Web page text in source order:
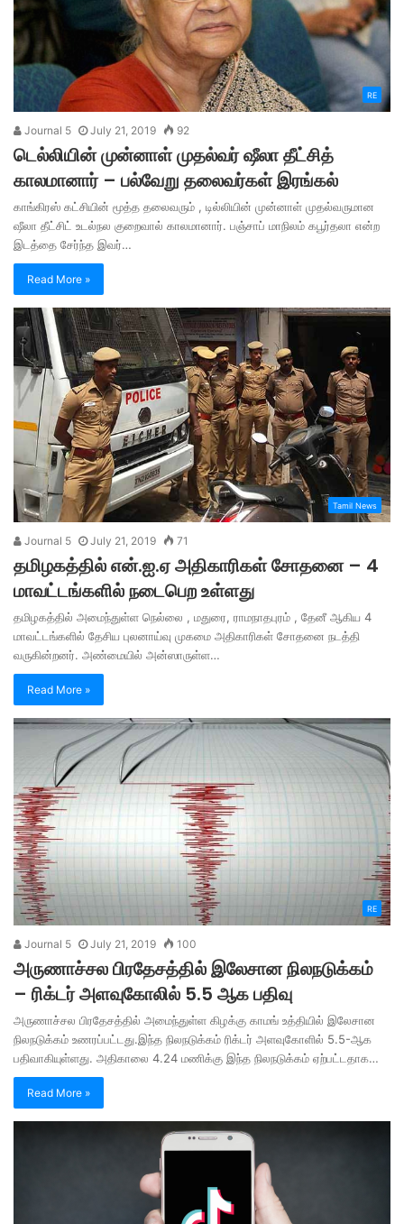
RE
Journal 5 July 21, 2019 92
டெல்லியின் முன்னாள் முதல்வர் ஷீலா தீட்சித்
காலமானார் – பல்வேறு தலைவர்கள் இரங்கல்
காங்கிரஸ் கட்சியின் மூத்த தலைவரும் , டில்லியின் முன்னாள் முதல்வருமான
ஷீலா தீட்சிட் உடல்நல குறைவால் காலமானார். பஞ்சாப் மாநிலம் கபூர்தலா என்ற
இடத்தை சேர்ந்த இவர்…
Read More »
Tamil News
Journal 5 July 21, 2019 71
தமிழகத்தில் என்.ஐ.ஏ அதிகாரிகள் சோதனை – 4
மாவட்டங்களில் நடைபெற உள்ளது
தமிழகத்தில் அமைந்துள்ள நெல்லை , மதுரை, ராமநாதபுரம் , தேனீ ஆகிய 4
மாவட்டங்களில் தேசிய புலனாய்வு முகமை அதிகாரிகள் சோதனை நடத்தி
வருகின்றனர். அண்மையில் அன்ஸாருள்ள…
Read More »
RE
Journal 5 July 21, 2019 100
அருணாச்சல பிரதேசத்தில் இலேசான நிலநடுக்கம்
– ரிக்டர் அளவுகோலில் 5.5 ஆக பதிவு
அருணாச்சல பிரதேசத்தில் அமைந்துள்ள கிழக்கு காமங் உத்தியில் இலேசான
நிலநடுக்கம் உணரப்பட்டது.இந்த நிலநடுக்கம் ரிக்டர் அளவுகோளில் 5.5-ஆக
பதிவாகியுள்ளது. அதிகாலை 4.24 மணிக்கு இந்த நிலநடுக்கம் ஏற்பட்டதாக…
Read More »